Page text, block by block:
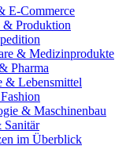
E-Commerce
& Produktion
& Medizinprodukte
Pharma
& Lebensmittel
& Maschinenbau
im Überblick